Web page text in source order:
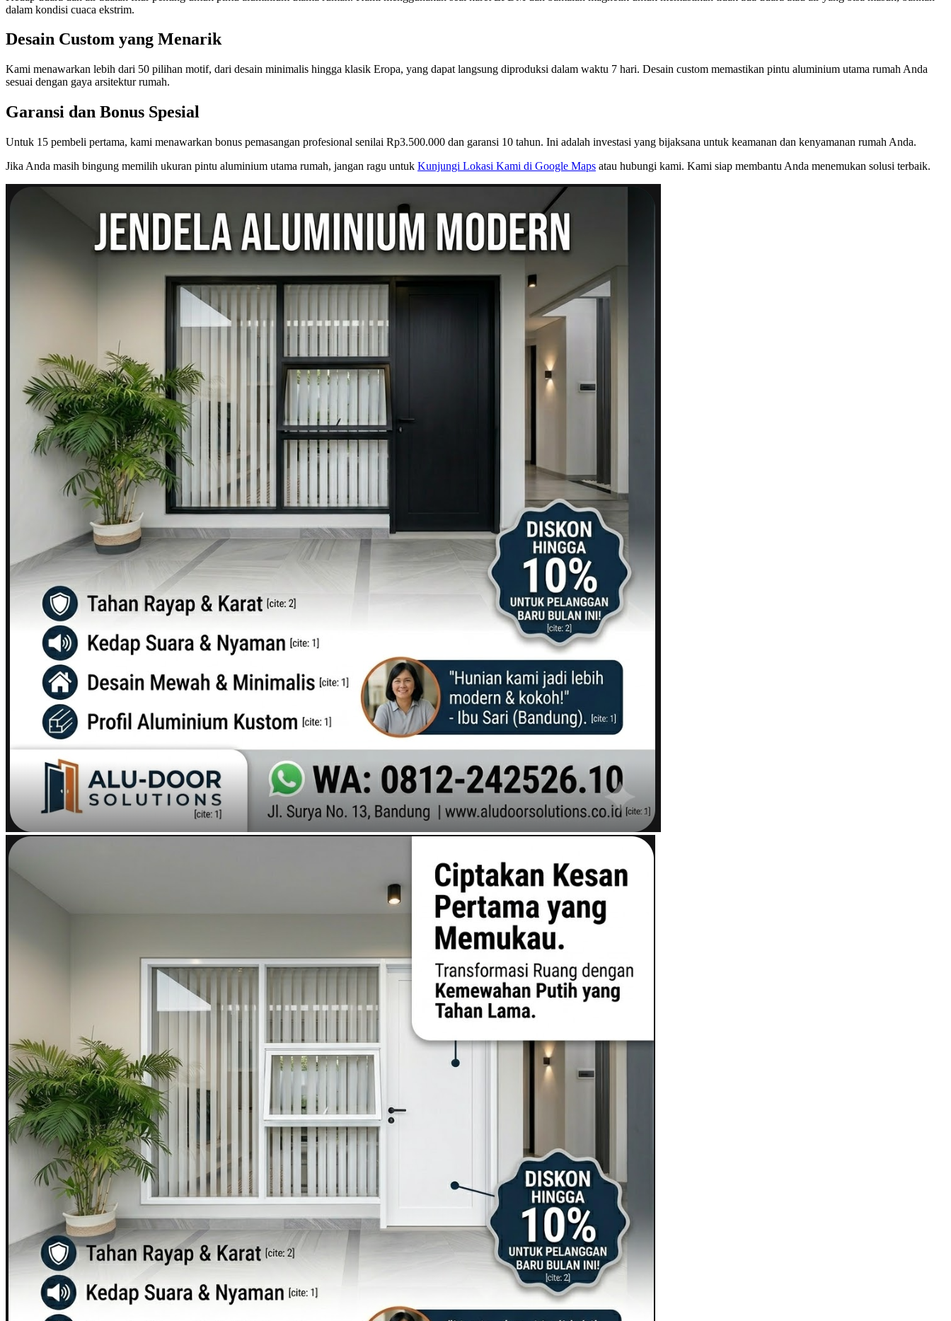
dalam kondisi cuaca ekstrim.
Desain Custom yang Menarik
Kami menawarkan lebih dari 50 pilihan motif, dari desain minimalis hingga klasik Eropa, yang dapat langsung diproduksi dalam waktu 7 hari. Desain custom memastikan pintu aluminium utama rumah Anda
sesuai dengan gaya arsitektur rumah.
Garansi dan Bonus Spesial
Untuk 15 pembeli pertama, kami menawarkan bonus pemasangan profesional senilai Rp3.500.000 dan garansi 10 tahun. Ini adalah investasi yang bijaksana untuk keamanan dan kenyamanan rumah Anda.
Jika Anda masih bingung memilih ukuran pintu aluminium utama rumah, jangan ragu untuk Kunjungi Lokasi Kami di Google Maps atau hubungi kami. Kami siap membantu Anda menemukan solusi terbaik.